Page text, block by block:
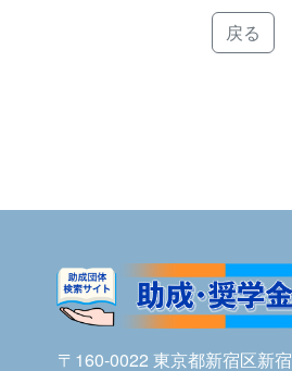
戻る
〒160-0022 東京都新宿区新